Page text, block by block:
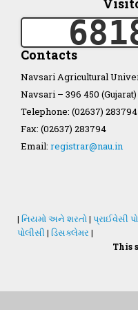
Organization
ખેડુત માર્ગદર્શિકા
Accreditation
NAU
Contacts
Navsari Agricultural
Navsari – 396 450
Telephone: (02637) 283794
Fax: (02637) 283794
Email: registrar@nau.in
| નિયમો અને શરતો| પ્રાઈવેસી
પોલીસી | ડિસક્લેમર |
This